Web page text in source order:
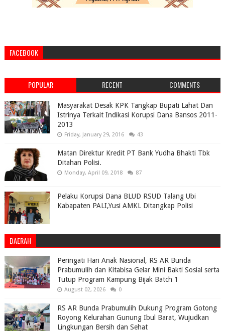
FACEBOOK
POPULAR RECENT COMMENTS
Masyarakat Desak KPK Tangkap Bupati Lahat Dan
Istrinya Terkait Indikasi Korupsi Dana Bansos 2011-
2013
Friday, January 29, 2016 43
Matan Direktur Kredit PT Bank Yudha Bhakti Tbk
Ditahan Polisi.
Monday, April 09, 2018 87
Pelaku Korupsi Dana BLUD RSUD Talang Ubi
Kabapaten PALI,Yusi AMKL Ditangkap Polisi
DAERAH
Peringati Hari Anak Nasional, RS AR Bunda
Prabumulih dan Kitabisa Gelar Mini Bakti Sosial serta
Tutup Program Kampung Bijak Batch 1
August 02, 2026 0
RS AR Bunda Prabumulih Dukung Program Gotong
Royong Kelurahan Gunung Ibul Barat, Wujudkan
Lingkungan Bersih dan Sehat